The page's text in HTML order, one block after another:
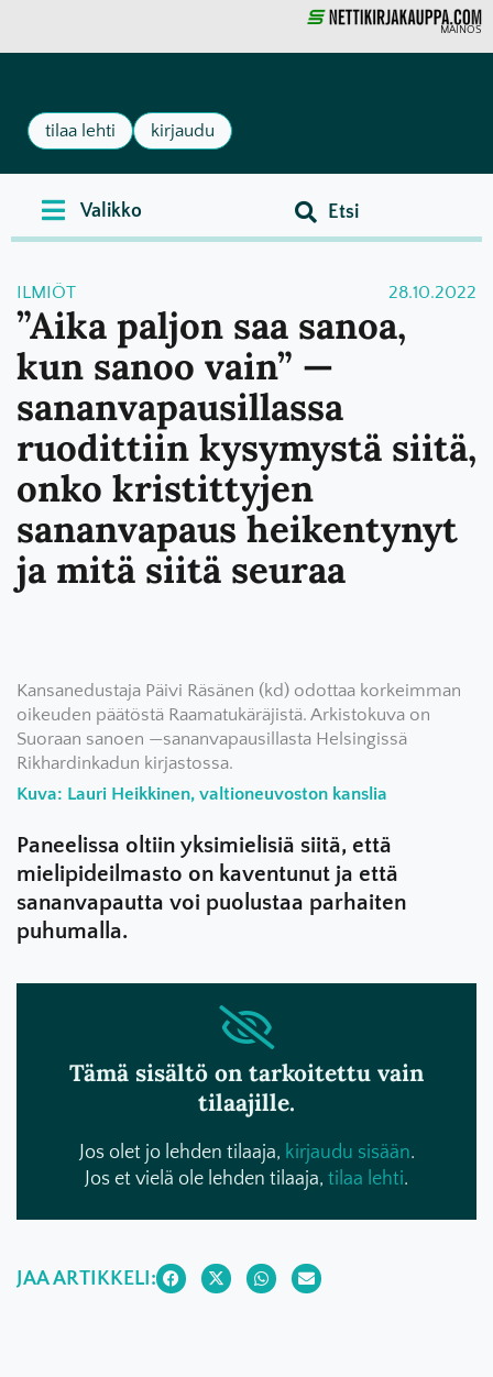
MAINOS
tilaa lehti kirjaudu
ILMIÖT 28.10.2022
”Aika paljon saa sanoa,
kun sanoo vain” —
sananvapausillassa
ruodittiin kysymystä siitä,
onko kristittyjen
sananvapaus heikentynyt
ja mitä siitä seuraa
Kansanedustaja Päivi Räsänen (kd) odottaa korkeimman
oikeuden päätöstä Raamatukäräjistä. Arkistokuva on
Suoraan sanoen —sananvapausillasta Helsingissä
Rikhardinkadun kirjastossa.
Kuva: Lauri Heikkinen, valtioneuvoston kanslia
Paneelissa oltiin yksimielisiä siitä, että
mielipideilmasto on kaventunut ja että
sananvapautta voi puolustaa parhaiten
puhumalla.
Tämä sisältö on tarkoitettu vain
tilaajille.
Jos olet jo lehden tilaaja, kirjaudu sisään.
Jos et vielä ole lehden tilaaja, tilaa lehti.
JAA ARTIKKELI: